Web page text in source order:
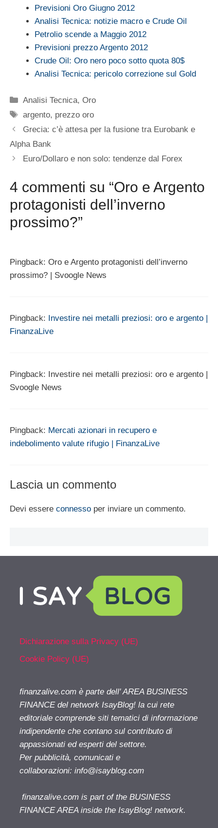
Previsioni Oro Giugno 2012
Analisi Tecnica: notizie macro e Crude Oil
Petrolio scende a Maggio 2012
Previsioni prezzo Argento 2012
Crude Oil: Oro nero poco sotto quota 80$
Analisi Tecnica: pericolo correzione sul Gold
Categorie
Analisi Tecnica,Oro
Tag
argento, prezzo oro
Grecia: c’è attesa per la fusione tra Eurobank e
Alpha Bank
Euro/Dollaro e non solo: tendenze dal Forex
4 commenti su “Oro e Argento
protagonisti dell’inverno
prossimo?”
Pingback: Oro e Argento protagonisti dell’inverno
prossimo? | Svoogle News
Pingback:
Investire nei metalli preziosi: oro e argento |
FinanzaLive
Pingback: Investire nei metalli preziosi: oro e argento |
Svoogle News
Pingback: Mercati azionari in recupero e
indebolimento valute rifugio | FinanzaLive
Lascia un commento
Devi essere connesso per inviare un commento.
Dichiarazione sulla Privacy (UE)
Cookie Policy (UE)
finanzalive.com è parte dell' AREA BUSINESS
FINANCE del network IsayBlog! la cui rete
editoriale comprende siti tematici di informazione
indipendente che contano sul contributo di
appassionati ed esperti del settore.
Per pubblicità, comunicati e
collaborazioni: info@isayblog.com
finanzalive.com is part of the BUSINESS
FINANCE AREA inside the IsayBlog! network.